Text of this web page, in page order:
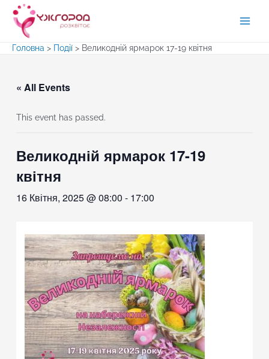
Перейти
вмісту
Головна > Події > Великодній ярмарок 17-19 квітня
« All Events
This event has passed.
Великодній ярмарок 17-19
квітня
16 Квітня, 2025 @ 08:00 - 17:00